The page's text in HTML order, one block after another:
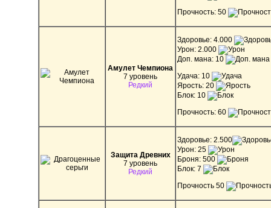
Прочность: 50
Амулет Чемпиона
7 уровень
Редкий
Здоровье: 4.000
Урон: 2.000
Доп. мана: 10
Удача: 10
Ярость: 20
Блок: 10
Прочность: 60
Защита Древних
7 уровень
Редкий
Здоровье: 2.500
Урон: 25
Броня: 500
Блок: 7
Прочность 50